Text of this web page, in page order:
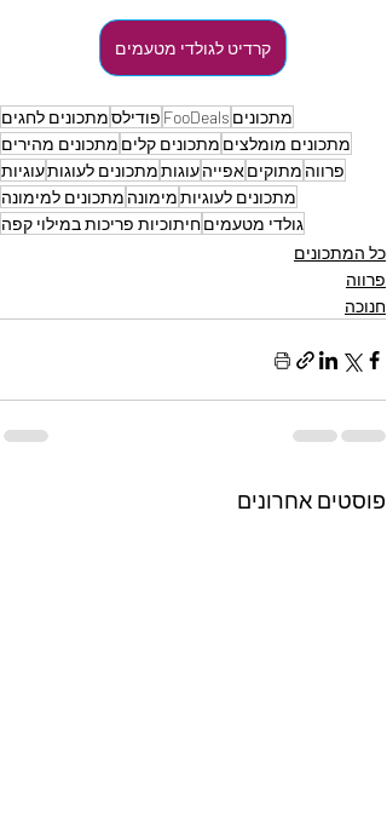
קרדיט לגולדי מטעמים
מתכונים FooDeals פודילסמתכונים לחגים
מתכונים מומלצים מתכונים קלים מתכונים מהירים
פרווה מתוקיםאפייהעוגותמתכונים לעוגותעוגיות
מתכונים לעוגיותמימונה מתכונים למימונה
גולדי מטעמיםחיתוכיות פריכות במילוי קפה
כל המתכונים
פרווה
חנוכה
פוסטים אחרונים